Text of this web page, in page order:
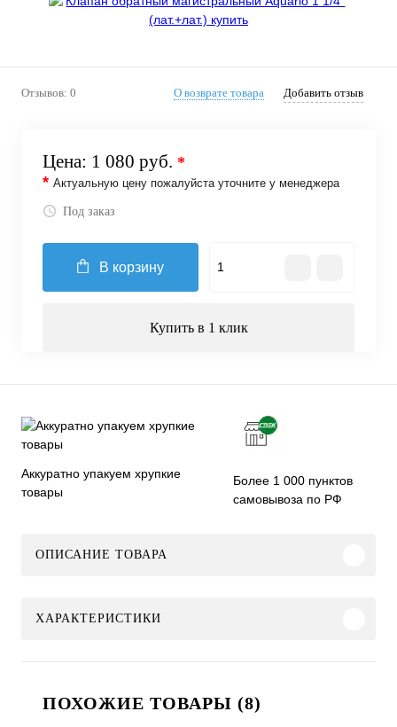
Отзывов: 0 О возврате товара Добавить отзыв
Цена: 1 080 руб. *
* Актуальную цену пожалуйста уточните у менеджера
Под заказ
В корзину
Купить в 1 клик
Аккуратно упакуем хрупкие
товары
Более 1 000 пунктов
самовывоза по РФ
ОПИСАНИЕ ТОВАРА
ХАРАКТЕРИСТИКИ
ПОХОЖИЕ ТОВАРЫ (8)